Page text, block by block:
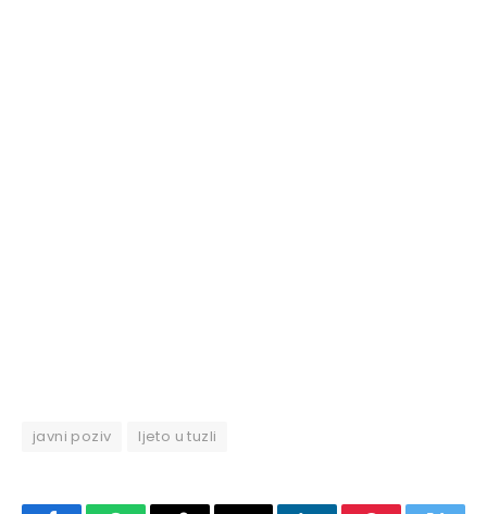
javni poziv ljeto u tuzli